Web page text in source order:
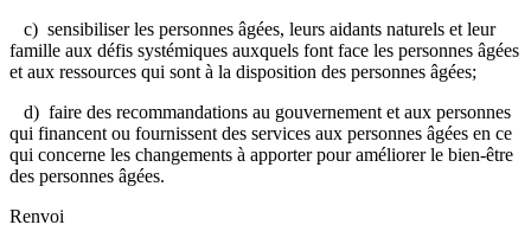
c) sensibiliser les personnes âgées, leurs aidants naturels et leur
famille aux défis systémiques auxquels font face les personnes âgées
et aux ressources qui sont à la disposition des personnes âgées;
d) faire des recommandations au gouvernement et aux personnes
qui financent ou fournissent des services aux personnes âgées en ce
qui concerne les changements à apporter pour améliorer le bien-être
des personnes âgées.
Renvoi